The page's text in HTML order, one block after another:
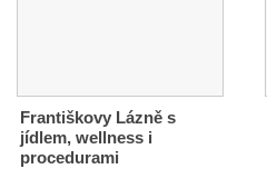
Františkovy Lázně s
jídlem, wellness i
procedurami